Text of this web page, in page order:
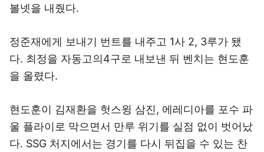
볼넷을 내줬다.
정준재에게 보내기 번트를 내주고 1사 2, 3루가 됐
다. 최정을 자동고의4구로 내보낸 뒤 벤치는 현도훈
을 올렸다.
현도훈이 김재환을 헛스윙 삼진, 에레디아를 포수 파
울 플라이로 막으면서 만루 위기를 실점 없이 벗어났
다. SSG 처지에서는 경기를 다시 뒤집을 수 있는 찬